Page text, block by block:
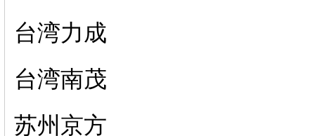
台湾力成
台湾南茂
苏州京方